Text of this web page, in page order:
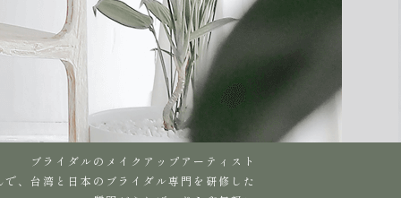
ブライダルのメイクアップアーティスト
で、台湾と日本のブライダル専門を研修した